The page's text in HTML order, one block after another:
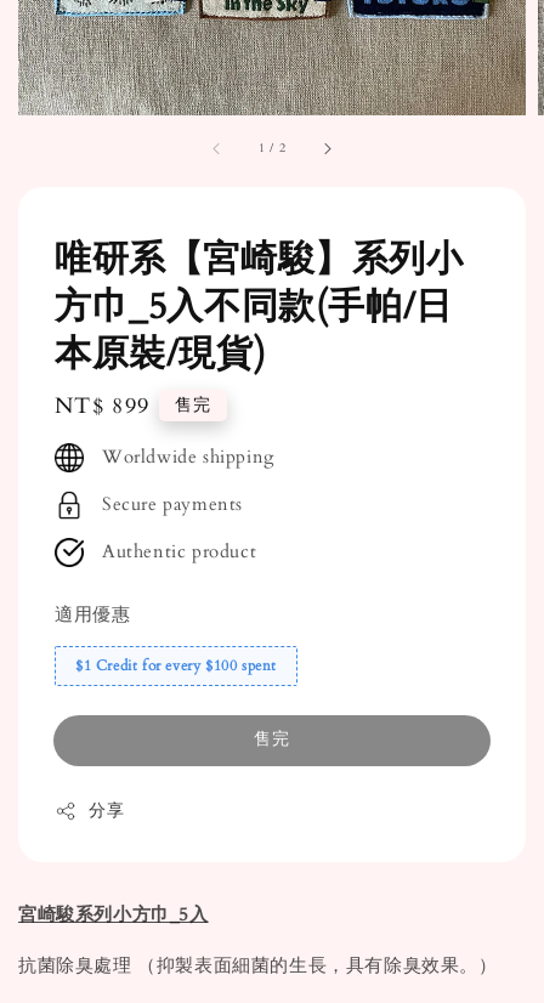
1 / 2
唯研系【宮崎駿】系列小
方巾_5入不同款(手帕/日
本原裝/現貨)
Regular
price
NT$ 899 售完
Worldwide shipping
Secure payments
Authentic product
適用優惠
$1 Credit for every $100 spent
售完
分享
宮崎駿系列小方巾_5入
抗菌除臭處理 （抑製表面細菌的生長，具有除臭效果。）